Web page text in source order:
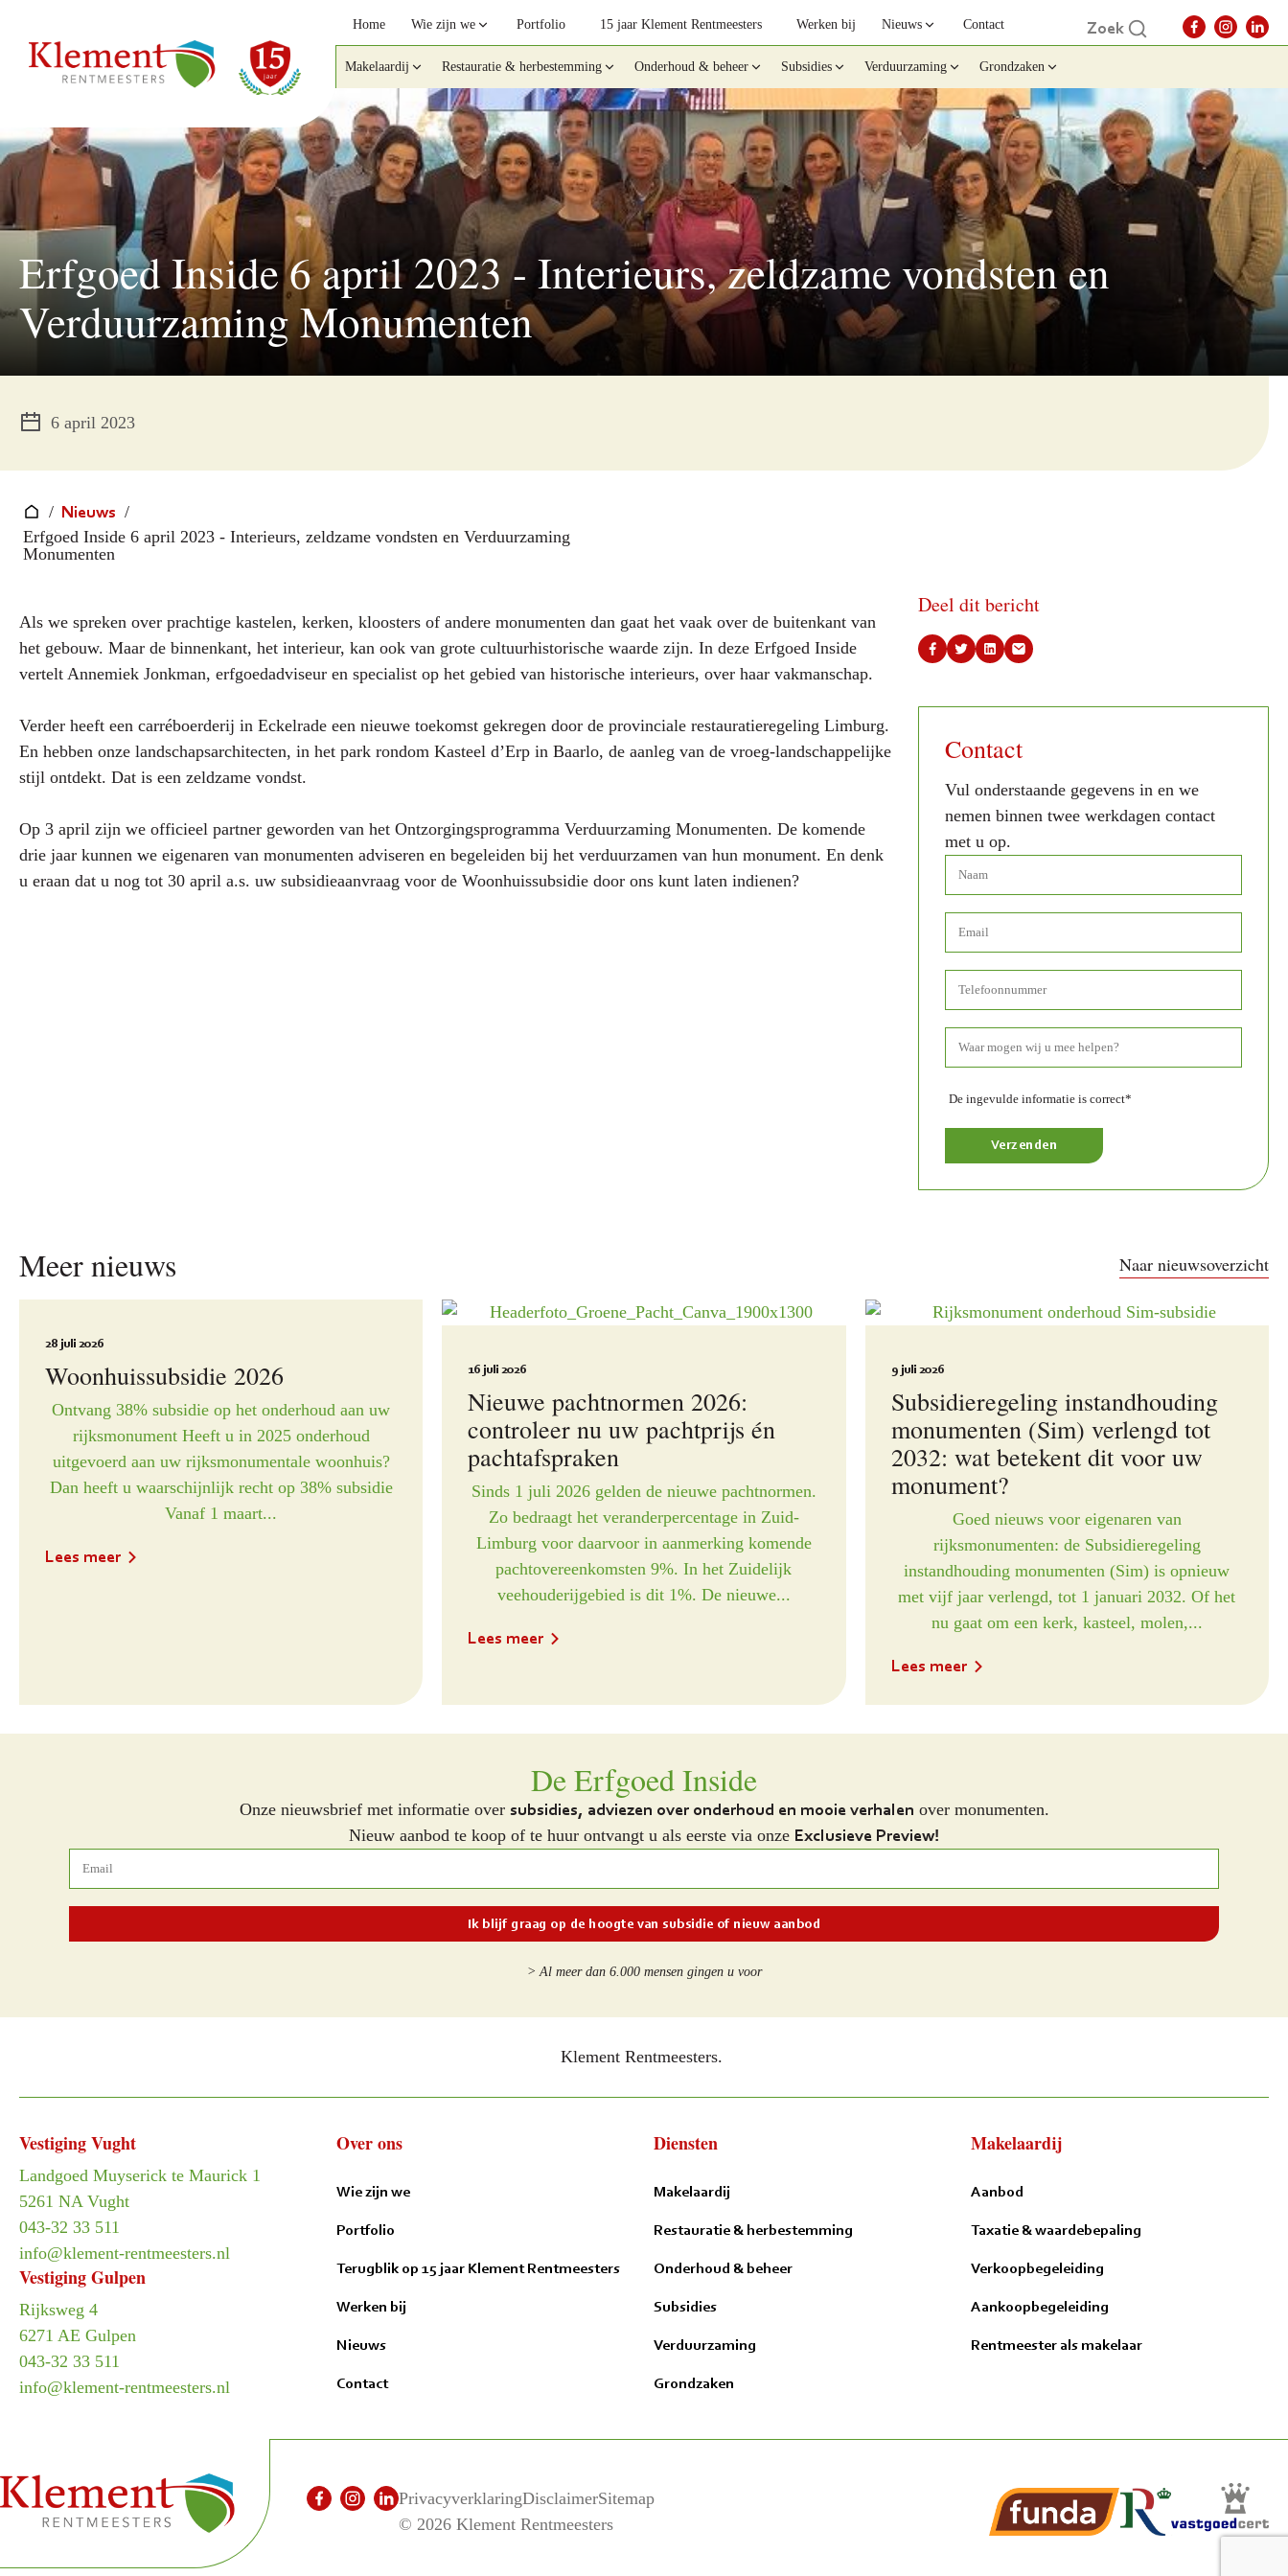
Home Wie zijn we Portfolio 15 jaar Klement Rentmeesters Werken bij Nieuws Contact Zoek
Makelaardij Restauratie & herbestemming Onderhoud & beheer Subsidies Verduurzaming Grondzaken
Erfgoed Inside 6 april 2023 - Interieurs, zeldzame vondsten en
Verduurzaming Monumenten
6 april 2023
/ Nieuws /
Erfgoed Inside 6 april 2023 - Interieurs, zeldzame vondsten en Verduurzaming
Monumenten
Als we spreken over prachtige kastelen, kerken, kloosters of andere monumenten dan gaat het vaak over de buitenkant van
het gebouw. Maar de binnenkant, het interieur, kan ook van grote cultuurhistorische waarde zijn. In deze Erfgoed Inside
vertelt Annemiek Jonkman, erfgoedadviseur en specialist op het gebied van historische interieurs, over haar vakmanschap.
Verder heeft een carréboerderij in Eckelrade een nieuwe toekomst gekregen door de provinciale restauratieregeling Limburg.
En hebben onze landschapsarchitecten, in het park rondom Kasteel d’Erp in Baarlo, de aanleg van de vroeg-landschappelijke
stijl ontdekt. Dat is een zeldzame vondst.
Op 3 april zijn we officieel partner geworden van het Ontzorgingsprogramma Verduurzaming Monumenten. De komende
drie jaar kunnen we eigenaren van monumenten adviseren en begeleiden bij het verduurzamen van hun monument. En denk
u eraan dat u nog tot 30 april a.s. uw subsidieaanvraag voor de Woonhuissubsidie door ons kunt laten indienen?
Deel dit bericht
Contact
Vul onderstaande gegevens in en we
nemen binnen twee werkdagen contact
met u op.
De ingevulde informatie is correct*
Meer nieuws Naar nieuwsoverzicht
28 juli 2026
Woonhuissubsidie 2026
Ontvang 38% subsidie op het onderhoud aan uw
rijksmonument Heeft u in 2025 onderhoud
uitgevoerd aan uw rijksmonumentale woonhuis?
Dan heeft u waarschijnlijk recht op 38% subsidie
Vanaf 1 maart...
Lees meer
16 juli 2026
Nieuwe pachtnormen 2026:
controleer nu uw pachtprijs én
pachtafspraken
Sinds 1 juli 2026 gelden de nieuwe pachtnormen.
Zo bedraagt het veranderpercentage in Zuid-
Limburg voor daarvoor in aanmerking komende
pachtovereenkomsten 9%. In het Zuidelijk
veehouderijgebied is dit 1%. De nieuwe...
Lees meer
9 juli 2026
Subsidieregeling instandhouding
monumenten (Sim) verlengd tot
2032: wat betekent dit voor uw
monument?
Goed nieuws voor eigenaren van
rijksmonumenten: de Subsidieregeling
instandhouding monumenten (Sim) is opnieuw
met vijf jaar verlengd, tot 1 januari 2032. Of het
nu gaat om een kerk, kasteel, molen,...
Lees meer
De Erfgoed Inside
Onze nieuwsbrief met informatie over subsidies, adviezen over onderhoud en mooie verhalen over monumenten.
Nieuw aanbod te koop of te huur ontvangt u als eerste via onze Exclusieve Preview!
> Al meer dan 6.000 mensen gingen u voor
Klement Rentmeesters.
Vestiging Vught
Landgoed Muyserick te Maurick 1
5261 NA Vught
043-32 33 511
info@klement-rentmeesters.nl
Vestiging Gulpen
Rijksweg 4
6271 AE Gulpen
043-32 33 511
info@klement-rentmeesters.nl
Over ons
Wie zijn we
Portfolio
Terugblik op 15 jaar Klement Rentmeesters
Werken bij
Nieuws
Contact
Diensten
Makelaardij
Restauratie & herbestemming
Onderhoud & beheer
Subsidies
Verduurzaming
Grondzaken
Makelaardij
Aanbod
Taxatie & waardebepaling
Verkoopbegeleiding
Aankoopbegeleiding
Rentmeester als makelaar
PrivacyverklaringDisclaimerSitemap
© 2026 Klement Rentmeesters